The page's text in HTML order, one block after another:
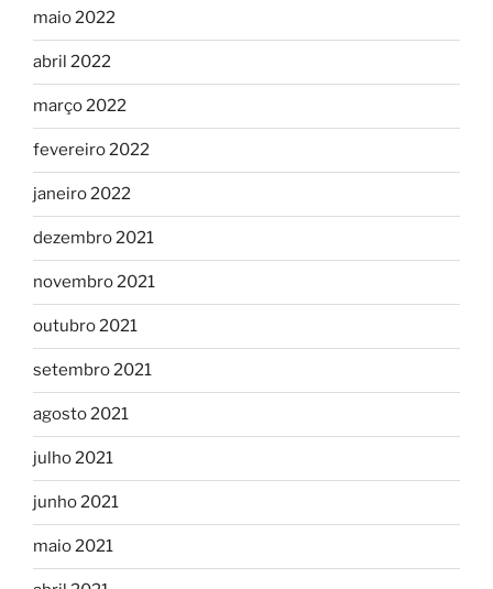
maio 2022
abril 2022
março 2022
fevereiro 2022
janeiro 2022
dezembro 2021
novembro 2021
outubro 2021
setembro 2021
agosto 2021
julho 2021
junho 2021
maio 2021